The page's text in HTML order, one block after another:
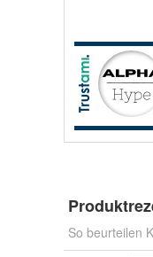
So beurteilen